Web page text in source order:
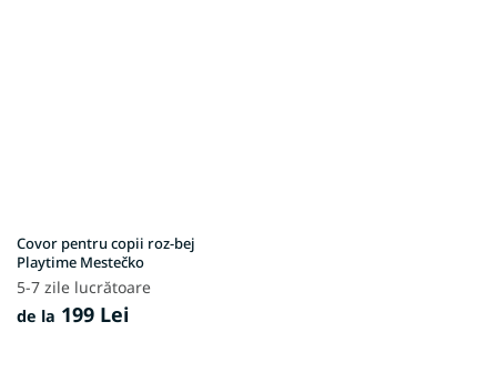
Covor pentru copii roz-bej
Playtime Mestečko
5-7 zile lucrătoare
de la 199 Lei